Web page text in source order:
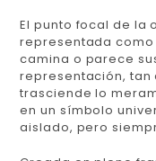
El punto focal de la
representada
camina o parece
representación, tan
trasciende lo
en un símbolo
aislado, pero